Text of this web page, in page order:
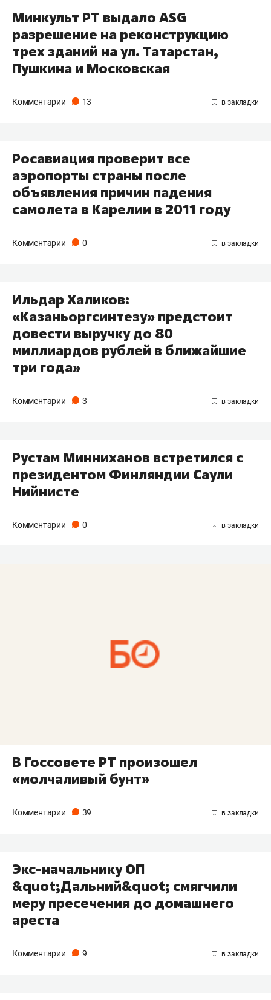
Минкульт РТ выдало ASG
разрешение на реконструкцию
трех зданий на ул. Татарстан,
Пушкина и Московская
Комментарии 13
Росавиация проверит все
аэропорты страны после
объявления причин падения
самолета в Карелии в 2011 году
Комментарии 0
Ильдар Халиков:
«Казаньоргсинтезу» предстоит
довести выручку до 80
миллиардов рублей в ближайшие
три года»
Комментарии 3
Рустам Минниханов встретился с
президентом Финляндии Саули
Нийнисте
Комментарии 0
В Госсовете РТ произошел
«молчаливый бунт»
Комментарии 39
Экс-начальнику ОП
&quot;Дальний&quot; смягчили
меру пресечения до домашнего
ареста
Комментарии 9